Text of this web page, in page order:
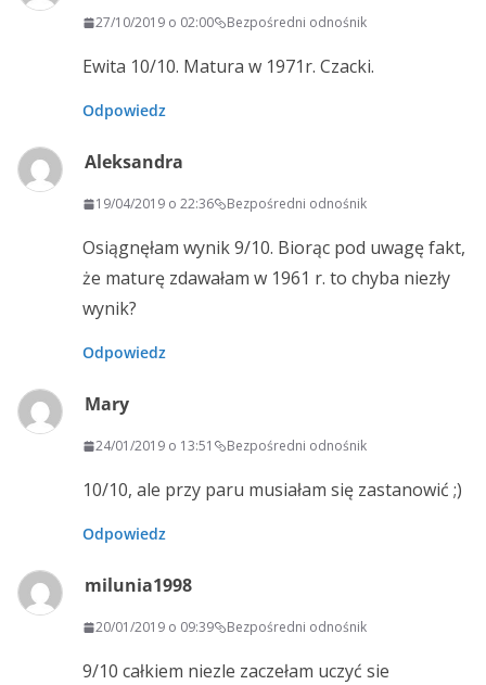
27/10/2019 o 02:00 Bezpośredni odnośnik
Ewita 10/10. Matura w 1971r. Czacki.
Odpowiedz
Aleksandra
19/04/2019 o 22:36 Bezpośredni odnośnik
Osiągnęłam wynik 9/10. Biorąc pod uwagę fakt,
że maturę zdawałam w 1961 r. to chyba niezły
wynik?
Odpowiedz
Mary
24/01/2019 o 13:51 Bezpośredni odnośnik
10/10, ale przy paru musiałam się zastanowić ;)
Odpowiedz
milunia1998
20/01/2019 o 09:39 Bezpośredni odnośnik
9/10 całkiem niezle zaczełam uczyć sie